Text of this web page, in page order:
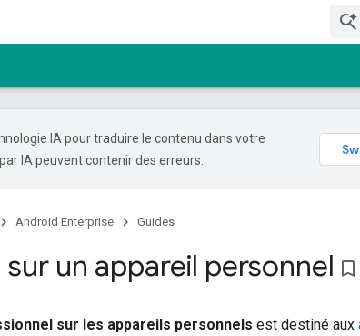
IA pour traduire le contenu dans votre
IA peuvent contenir des erreurs.
Android Enterprise Guides
un appareil personnel bookmark_border
sur les appareils personnels est destiné aux